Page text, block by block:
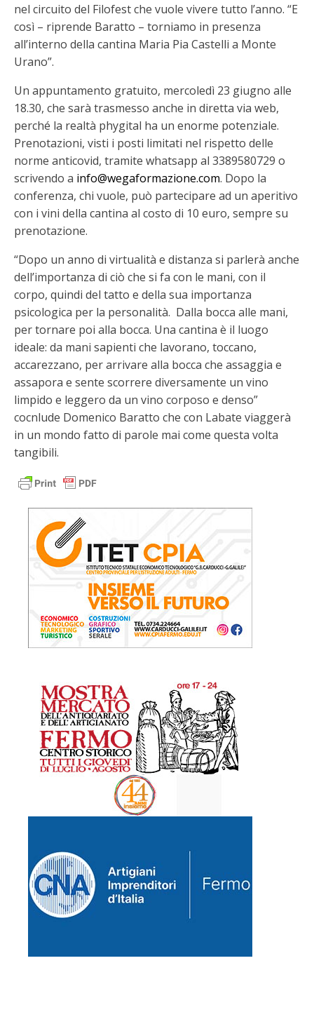
nel circuito del Filofest che vuole vivere tutto l’anno. “E
così – riprende Baratto – torniamo in presenza
all’interno della cantina Maria Pia Castelli a Monte
Urano”.
Un appuntamento gratuito, mercoledì 23 giugno alle
18.30, che sarà trasmesso anche in diretta via web,
perché la realtà phygital ha un enorme potenziale.
Prenotazioni, visti i posti limitati nel rispetto delle
norme anticovid, tramite whatsapp al 3389580729 o
scrivendo a info@wegaformazione.com. Dopo la
conferenza, chi vuole, può partecipare ad un aperitivo
con i vini della cantina al costo di 10 euro, sempre su
prenotazione.
“Dopo un anno di virtualità e distanza si parlerà anche
dell’importanza di ciò che si fa con le mani, con il
corpo, quindi del tatto e della sua importanza
psicologica per la personalità. Dalla bocca alle mani,
per tornare poi alla bocca. Una cantina è il luogo
ideale: da mani sapienti che lavorano, toccano,
accarezzano, per arrivare alla bocca che assaggia e
assapora e sente scorrere diversamente un vino
limpido e leggero da un vino corposo e denso”
cocnlude Domenico Baratto che con Labate viaggerà
in un mondo fatto di parole mai come questa volta
tangibili.